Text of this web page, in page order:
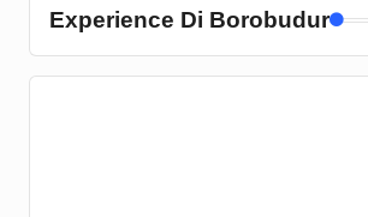
Experience Di Borobudur